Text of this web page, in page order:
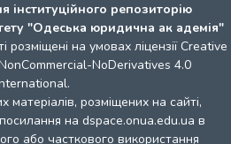
інституційного репозиторію
"Одеська юридична ак адемія"
розміщені на умовах ліцензії Creative
NoDerivatives 4.0
.
матеріалів, розміщених на сайті,
на dspace.onua.edu.ua в
або часткового використання